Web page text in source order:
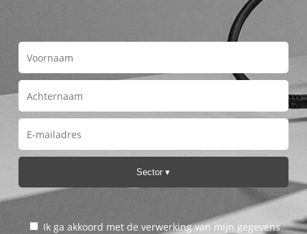
Sector
Ik ga akkoord met de verwerking van mijn gegevens